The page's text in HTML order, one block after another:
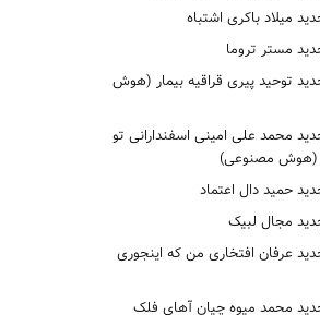
میلاد باکری اشتباه
مستر تروما
توحید پیری قراقیه بیمار (هوش
محمد علی امینی اسفندارانی تو
(هوش مصنوعی)
حمید دال اعتماد
مجال لبیک
عرفان افتخاری من که اینجوری
محمد میوه چیان آهای فلک